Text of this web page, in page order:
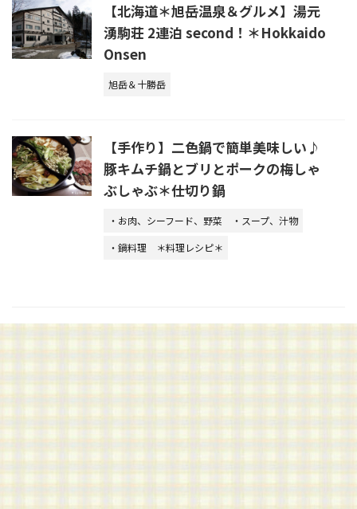
【北海道＊旭岳温泉＆グルメ】湯元
湧駒荘 2連泊 second！＊Hokkaido
Onsen
旭岳＆十勝岳
【手作り】二色鍋で簡単美味しい♪
豚キムチ鍋とブリとポークの梅しゃ
ぶしゃぶ＊仕切り鍋
・お肉、シーフード、野菜
・スープ、汁物
・鍋料理
＊料理レシピ＊